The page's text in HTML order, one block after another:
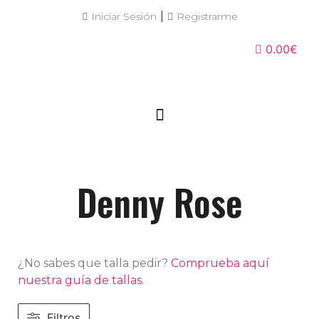
Iniciar Sesión Registrarme
0.00€
Denny Rose
¿No sabes que talla pedir? Comprueba aquí
nuestra guía de tallas.